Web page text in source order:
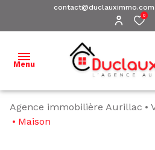
contact@duclauximmo.com
0
Menu
ACCUEIL
Agence immobilière Aurillac
Maison